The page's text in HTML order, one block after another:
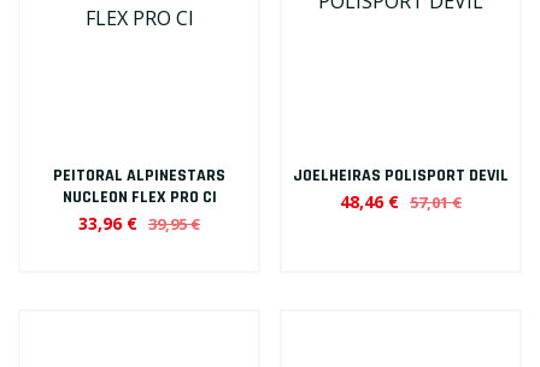
PEITORAL ALPINESTARS
NUCLEON FLEX PRO CI
33,96 € 39,95 €
JOELHEIRAS POLISPORT DEVIL
48,46 € 57,01 €